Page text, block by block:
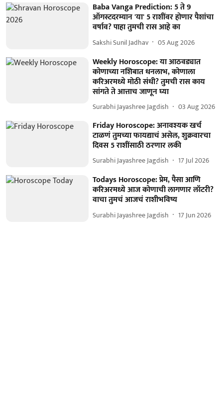
Baba Vanga Prediction: 5 ते 9
ऑगस्टदरम्यान 'या' 5 राशींवर होणार पैशांचा
वर्षाव? पाहा तुमची रास आहे का
Sakshi Sunil Jadhav 05 Aug 2026
Weekly Horoscope: या आठवड्यात
कोणाच्या नशिबात धनलाभ, कोणाला
करिअरमध्ये मोठी संधी? तुमची रास काय
सांगते ते आत्ताच जाणून घ्या
Surabhi Jayashree Jagdish 03 Aug 2026
Friday Horoscope: अनावश्यक खर्च
टाळणं तुमच्या फायद्याचं असेल, शुक्रवारचा
दिवस 5 राशींसाठी ठरणार लकी
Surabhi Jayashree Jagdish 17 Jul 2026
Todays Horoscope: प्रेम, पैसा आणि
करिअरमध्ये आज कोणाची लागणार लॉटरी?
वाचा तुमचं आजचं राशीभविष्य
Surabhi Jayashree Jagdish 17 Jun 2026